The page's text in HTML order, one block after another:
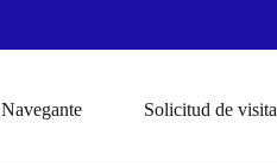
Navegante Solicitud de visita